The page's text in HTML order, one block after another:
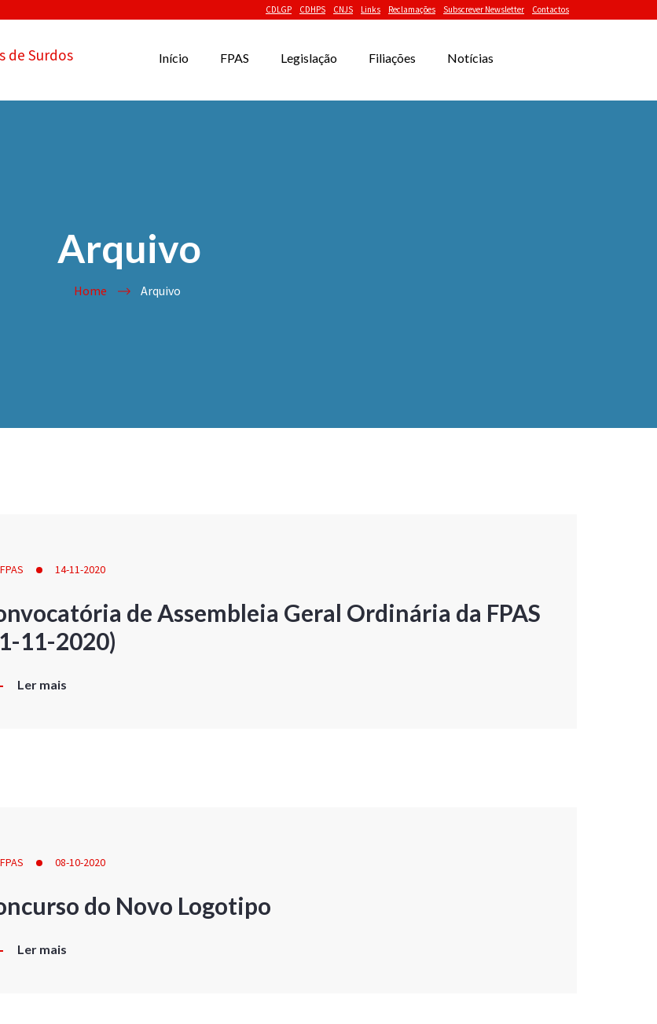
CDLGP CDHPS CNJS Links Reclamações Subscrever Newsletter Contactos
de Surdos Início FPAS Legislação Filiações Notícias
Arquivo
Home Arquivo
14-11-2020
de Assembleia Geral Ordinária da FPAS
11-2020)
Ler mais
08-10-2020
do Novo Logotipo
Ler mais